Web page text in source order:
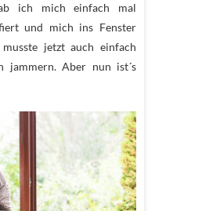
ich mich einfach mal
und mich ins Fenster
jetzt auch einfach
jammern. Aber nun ist´s